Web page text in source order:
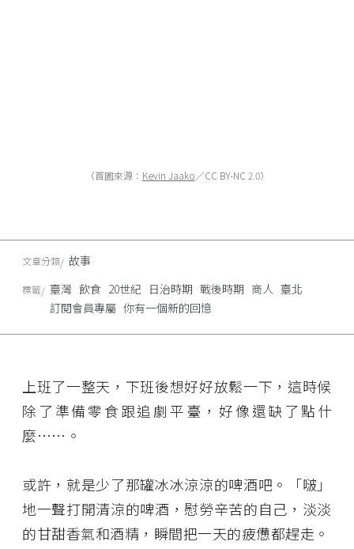
（首圖來源： Kevin Jaako／CC BY-NC 2.0）
上班了一整天，下班後想好好放鬆一下，這時候
除了準備零食跟追劇平臺，好像還缺了點什
麼⋯⋯。
或許，就是少了那罐冰冰涼涼的啤酒吧。「啵」
地一聲打開清涼的啤酒，慰勞辛苦的自己，淡淡
的甘甜香氣和酒精，瞬間把一天的疲憊都趕走。
文章分類 故事
標籤 臺灣 飲食 20世紀 日治時期 戰後時期 商人 臺北
訂閱會員專屬 你有一個新的回憶